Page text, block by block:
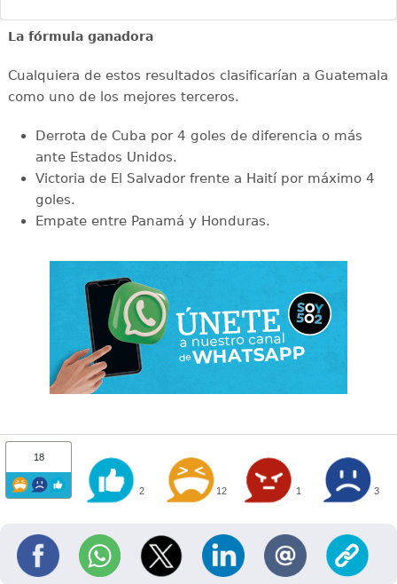
La fórmula ganadora
Cualquiera de estos resultados clasificarían a Guatemala
como uno de los mejores terceros.
Derrota de Cuba por 4 goles de diferencia o más
ante Estados Unidos.
Victoria de El Salvador frente a Haití por máximo 4
goles.
Empate entre Panamá y Honduras.
18
2 12 1 3